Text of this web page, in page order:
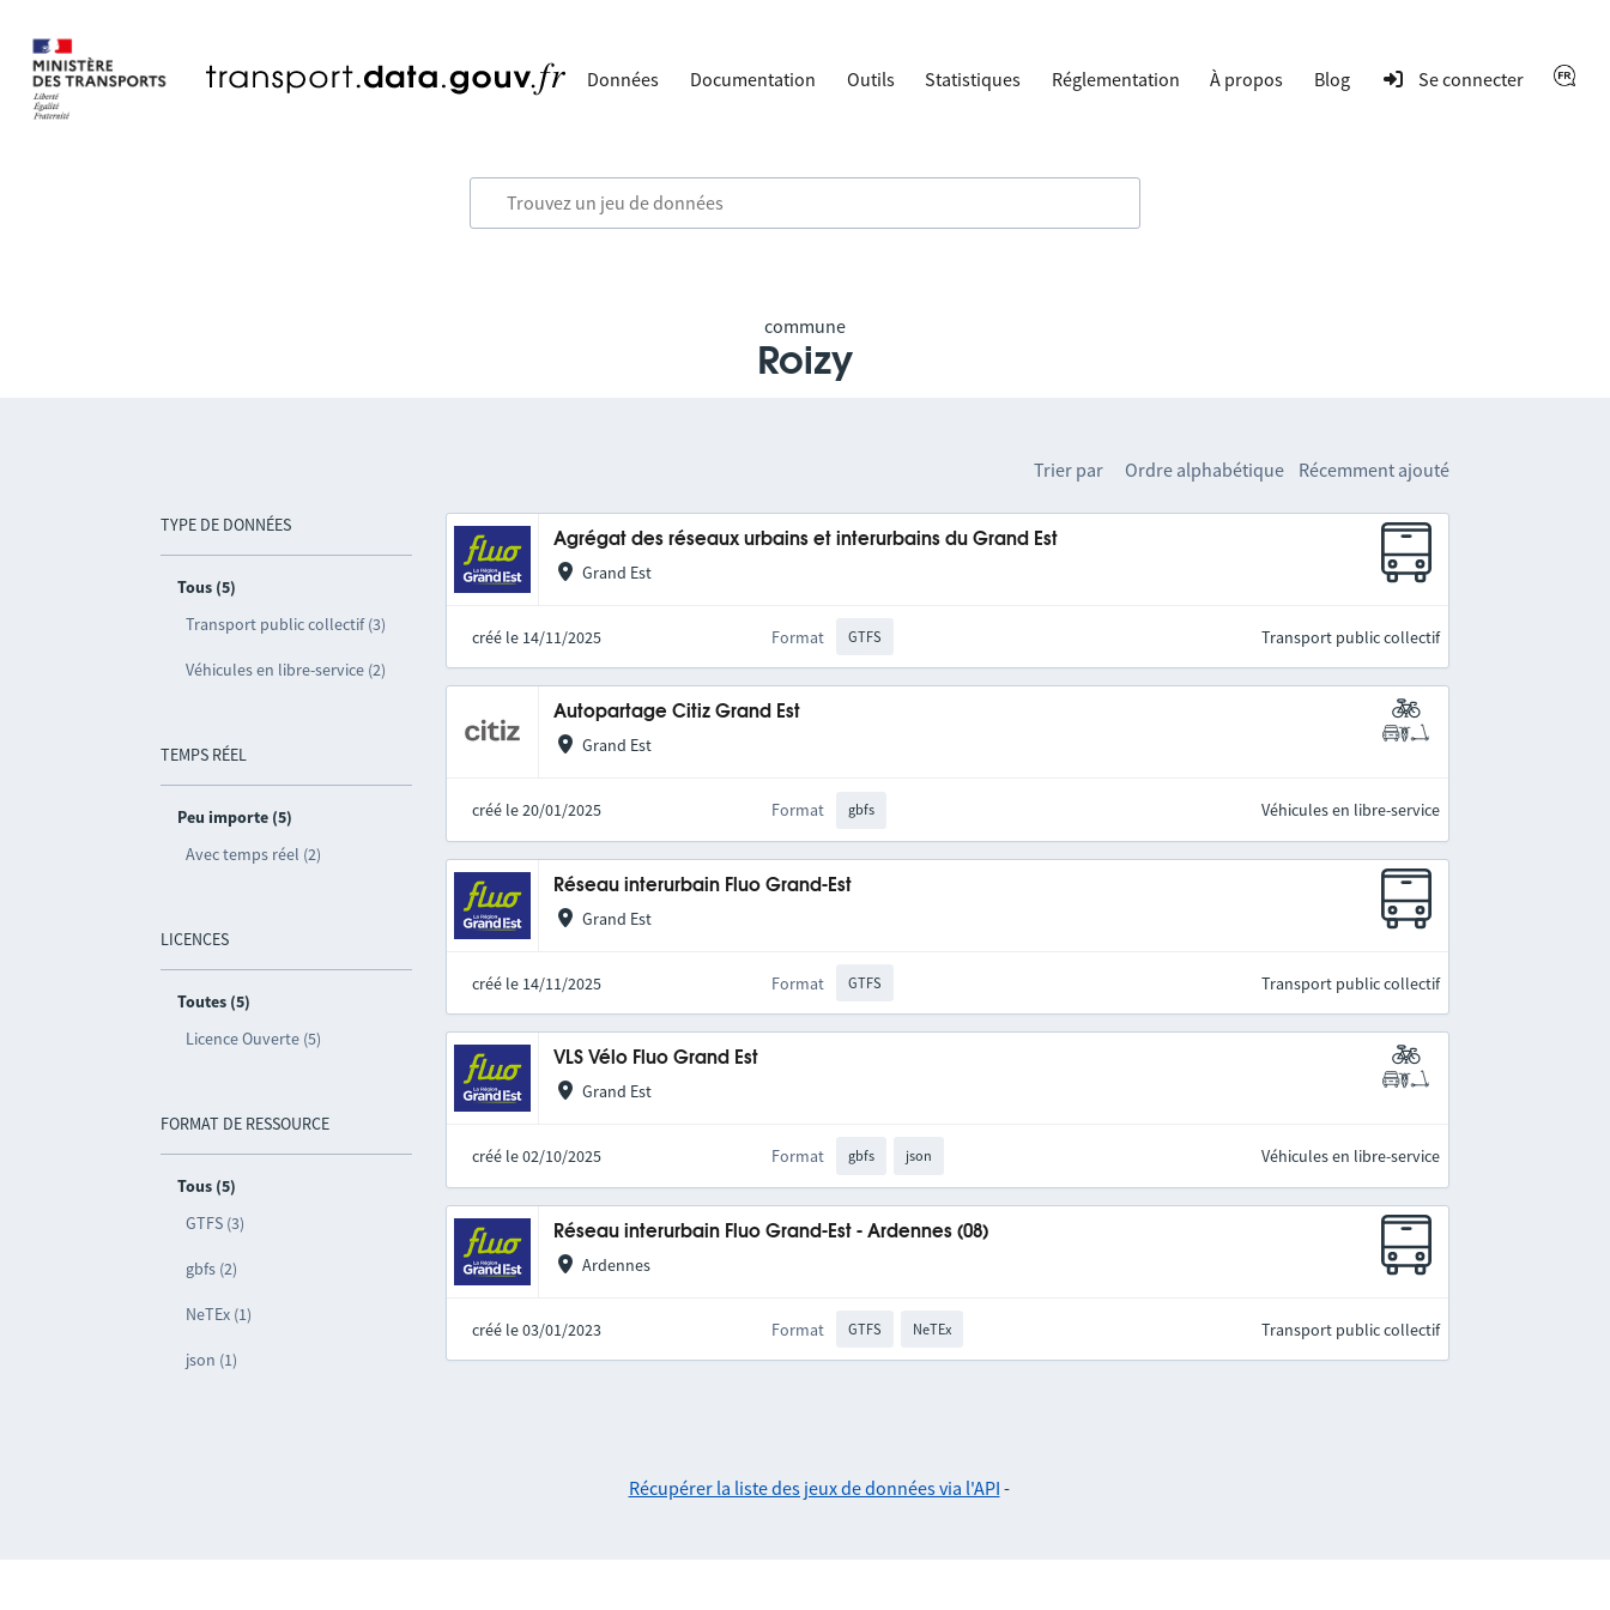
Données Documentation Outils Statistiques Réglementation À propos Blog Se connecter
commune
Roizy
TYPE DE DONNÉES
Tous (5)
Transport public collectif (3)
Véhicules en libre-service (2)
TEMPS RÉEL
Peu importe (5)
Avec temps réel (2)
LICENCES
Toutes (5)
Licence Ouverte (5)
FORMAT DE RESSOURCE
Tous (5)
GTFS (3)
gbfs (2)
NeTEx (1)
json (1)
Trier par Ordre alphabétique Récemment ajouté
Agrégat des réseaux urbains et interurbains du Grand Est
Grand Est
créé le 14/11/2025 Format GTFS Transport public collectif
Autopartage Citiz Grand Est
Grand Est
créé le 20/01/2025 Format gbfs Véhicules en libre-service
Réseau interurbain Fluo Grand-Est
Grand Est
créé le 14/11/2025 Format GTFS Transport public collectif
VLS Vélo Fluo Grand Est
Grand Est
créé le 02/10/2025 Format gbfs json Véhicules en libre-service
Réseau interurbain Fluo Grand-Est - Ardennes (08)
Ardennes
créé le 03/01/2023 Format GTFS NeTEx Transport public collectif
Récupérer la liste des jeux de données via l'API -